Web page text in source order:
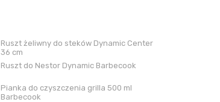
Ruszt żeliwny do steków Dynamic Center
36 cm
Ruszt do Nestor Dynamic Barbecook
Pianka do czyszczenia grilla 500 ml
Barbecook